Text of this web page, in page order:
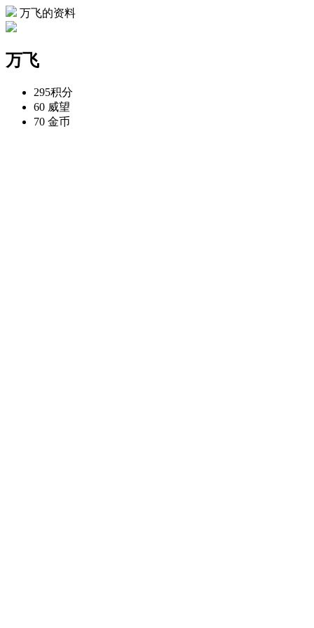
万飞的资料
万飞
295积分
60 威望
70 金币